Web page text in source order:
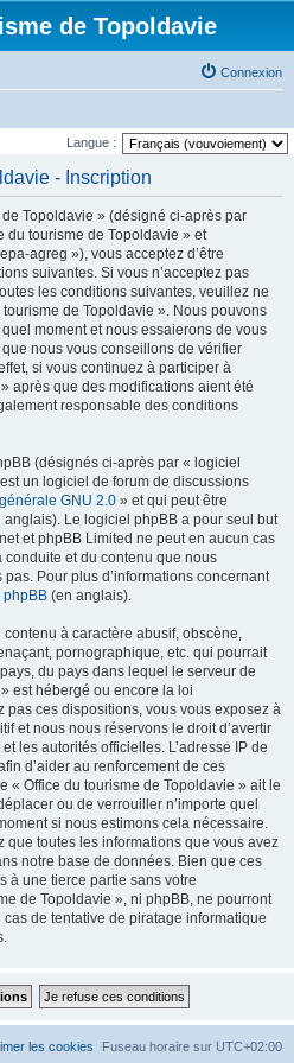
de Topoldavie
Connexion
Langue :
- Inscription
Topoldavie » (désigné ci-après par
du tourisme de Topoldavie » et
agreg »), vous acceptez d’être
suivantes. Si vous n’acceptez pas
les conditions suivantes, veuillez ne
de Topoldavie ». Nous pouvons
moment et nous essaierons de vous
nous vous conseillons de vérifier
si vous continuez à participer à
après que des modifications aient été
responsable des conditions
(désignés ci-après par « logiciel
un logiciel de forum de discussions
GNU 2.0 » et qui peut être
anglais). Le logiciel phpBB a pour seul but
et phpBB Limited ne peut en aucun cas
et du contenu que nous
Pour plus d’informations concernant
phpBB (en anglais).
à caractère abusif, obscène,
pornographique, etc. qui pourrait
du pays dans lequel le serveur de
est hébergé ou encore la loi
pas ces dispositions, vous vous exposez à
et nous nous réservons le droit d’avertir
les autorités officielles. L’adresse IP de
d’aider au renforcement de ces
« Office du tourisme de Topoldavie » ait le
ou de verrouiller n’importe quel
si nous estimons cela nécessaire.
que toutes les informations que vous avez
notre base de données. Bien que ces
à une tierce partie sans votre
de Topoldavie », ni phpBB, ne pourront
de tentative de piratage informatique
Fuseau horaire sur UTC+02:00
les cookies